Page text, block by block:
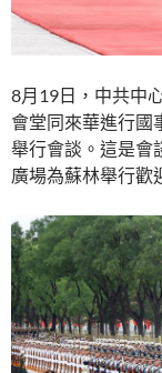
8月19日，中共中
會堂同來華進行國
舉行會談。這是會
廣場為蘇林舉行歡